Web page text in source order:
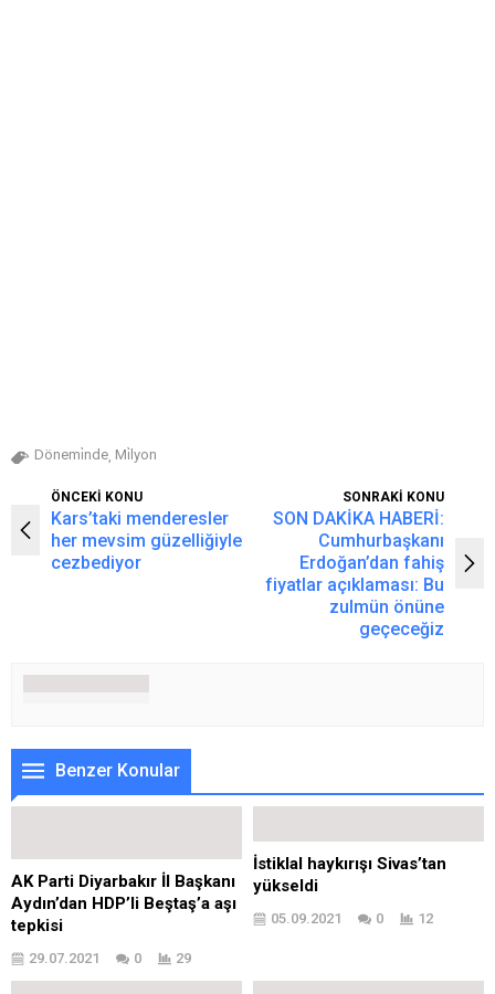
Dönemi̇nde, Mi̇lyon
ÖNCEKİ KONU
Kars’taki menderesler
her mevsim güzelliğiyle
cezbediyor
SONRAKİ KONU
SON DAKİKA HABERİ:
Cumhurbaşkanı
Erdoğan’dan fahiş
fiyatlar açıklaması: Bu
zulmün önüne
geçeceğiz
Benzer Konular
AK Parti Diyarbakır İl Başkanı
Aydın’dan HDP’li Beştaş’a aşı
tepkisi
29.07.2021 0 29
İstiklal haykırışı Sivas’tan
yükseldi
05.09.2021 0 12